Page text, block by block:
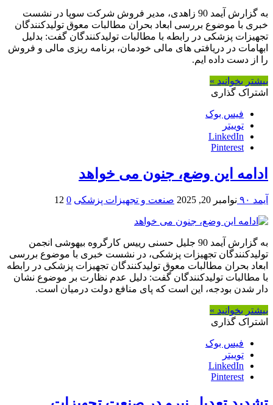
به گزارش آیمد 90 زاهدی، مدیر فروش شرکت سوپا در نشست
خبری با موضوع بررسی ابعاد بحران مطالبات معوق تولیدکنندگان
تجهیزات پزشکی در رابطه با مطالبات تولیدکنندگان گفت: بدلیل
ابهامات در دریافتی های مالی خودمان، برنامه ریزی مالی و فروش
را از دست داده ایم.
بیشتر بخوانید »
اشتراک گذاری
فیس بوک
توییتر
LinkedIn
Pinterest
ادامه این وضع، جنون می خواهد
آیمد ۹۰ نوامبر 20, 2025 صنعت و تجهیزات پزشکی 0
12
به گزارش آیمد 90 جلیل حسنی رییس کارگروه بیهوشی انجمن
تولیدکنندگان تجهیزات پزشکی، در نشست خبری با موضوع بررسی
ابعاد بحران مطالبات معوق تولیدکنندگان تجهیزات پزشکی در رابطه
با مطالبات تولیدکنندگان گفت: دلیل عدم نظارت بر موضوع نشان
دار شدن بودجه، این است که پای منافع دولت درمیان است.
بیشتر بخوانید »
اشتراک گذاری
فیس بوک
توییتر
LinkedIn
Pinterest